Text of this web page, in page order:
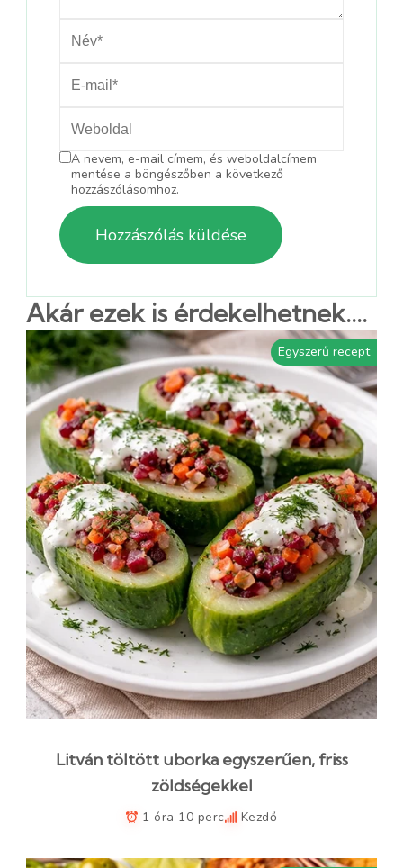
A nevem, e-mail címem, és weboldalcímem
mentése a böngészőben a következő
hozzászólásomhoz.
Akár ezek is érdekelhetnek....
Egyszerű recept
Litván töltött uborka egyszerűen, friss
zöldségekkel
1 óra 10 perc Kezdő